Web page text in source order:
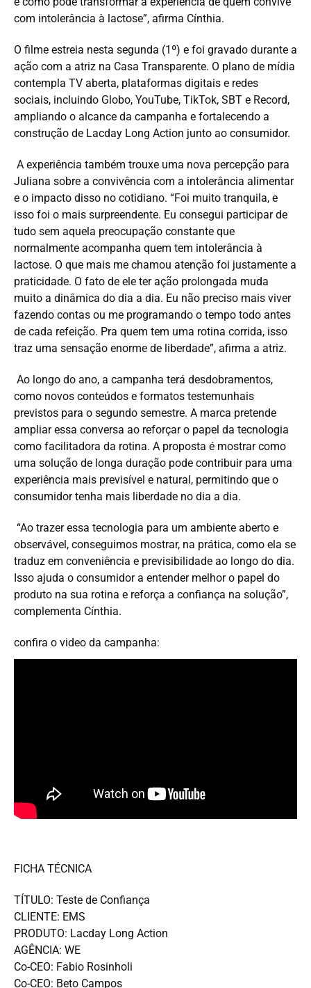
com intolerância à lactose”, afirma Cínthia.
O filme estreia nesta segunda (1º) e foi gravado durante a
ação com a atriz na Casa Transparente. O plano de mídia
contempla TV aberta, plataformas digitais e redes
sociais, incluindo Globo, YouTube, TikTok, SBT e Record,
ampliando o alcance da campanha e fortalecendo a
construção de Lacday Long Action junto ao consumidor.
A experiência também trouxe uma nova percepção para
Juliana sobre a convivência com a intolerância alimentar
e o impacto disso no cotidiano. “Foi muito tranquila, e
isso foi o mais surpreendente. Eu consegui participar de
tudo sem aquela preocupação constante que
normalmente acompanha quem tem intolerância à
lactose. O que mais me chamou atenção foi justamente a
praticidade. O fato de ele ter ação prolongada muda
muito a dinâmica do dia a dia. Eu não preciso mais viver
fazendo contas ou me programando o tempo todo antes
de cada refeição. Pra quem tem uma rotina corrida, isso
traz uma sensação enorme de liberdade”, afirma a atriz.
Ao longo do ano, a campanha terá desdobramentos,
como novos conteúdos e formatos testemunhais
previstos para o segundo semestre. A marca pretende
ampliar essa conversa ao reforçar o papel da tecnologia
como facilitadora da rotina. A proposta é mostrar como
uma solução de longa duração pode contribuir para uma
experiência mais previsível e natural, permitindo que o
consumidor tenha mais liberdade no dia a dia.
“Ao trazer essa tecnologia para um ambiente aberto e
observável, conseguimos mostrar, na prática, como ela se
traduz em conveniência e previsibilidade ao longo do dia.
Isso ajuda o consumidor a entender melhor o papel do
produto na sua rotina e reforça a confiança na solução”,
complementa Cínthia.
confira o video da campanha:
FICHA TÉCNICA
TÍTULO: Teste de Confiança
CLIENTE: EMS
PRODUTO: Lacday Long Action
AGÊNCIA: WE
Co-CEO: Fabio Rosinholi
Co-CEO: Beto Campos